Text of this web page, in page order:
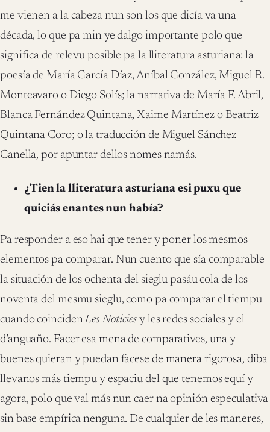
me vienen a la cabeza nun son los que dicía va una
década, lo que pa min ye dalgo importante polo que
significa de relevu posible pa la lliteratura asturiana: la
poesía de María García Díaz, Aníbal González, Miguel R.
Monteavaro o Diego Solís; la narrativa de María F. Abril,
Blanca Fernández Quintana, Xaime Martínez o Beatriz
Quintana Coro; o la traducción de Miguel Sánchez
Canella, por apuntar dellos nomes namás.
¿Tien la lliteratura asturiana esi puxu que
quiciás enantes nun había?
Pa responder a eso hai que tener y poner los mesmos
elementos pa comparar. Nun cuento que sía comparable
la situación de los ochenta del sieglu pasáu cola de los
noventa del mesmu sieglu, como pa comparar el tiempu
cuando coincidenLes Noticiesy les redes sociales y el
d’anguaño. Facer esa mena de comparatives, una y
buenes quieran y puedan facese de manera rigorosa, diba
llevanos más tiempu y espaciu del que tenemos equí y
agora, polo que val más nun caer na opinión especulativa
sin base empírica nenguna. De cualquier de les maneres,